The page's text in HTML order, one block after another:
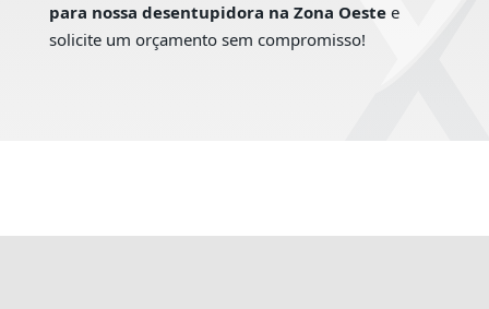
para nossa desentupidora na Zona Oestee
solicite um orçamento sem compromisso!